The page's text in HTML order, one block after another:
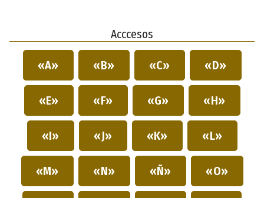
Acccesos
«A» «B» «C» «D»
«E» «F» «G» «H»
«I» «J» «K» «L»
«M» «N» «Ñ» «O»